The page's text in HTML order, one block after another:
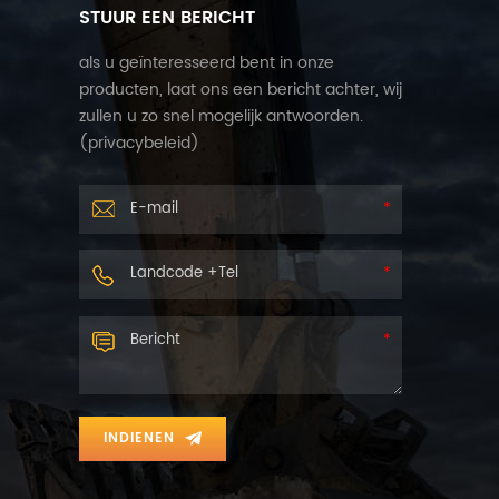
STUUR EEN BERICHT
als u geïnteresseerd bent in onze
producten, laat ons een bericht achter, wij
zullen u zo snel mogelijk antwoorden.
(privacybeleid)
INDIENEN